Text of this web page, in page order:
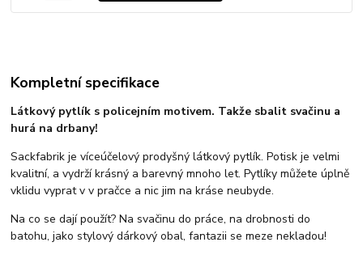
Kompletní specifikace
Látkový pytlík s policejním motivem. Takže sbalit svačinu a
hurá na drbany!
Sackfabrik je víceúčelový prodyšný látkový pytlík. Potisk je velmi
kvalitní, a vydrží krásný a barevný mnoho let. Pytlíky můžete úplně
vklidu vyprat v v pračce a nic jim na kráse neubyde.
Na co se dají použít? Na svačinu do práce, na drobnosti do
batohu, jako stylový dárkový obal, fantazii se meze nekladou!